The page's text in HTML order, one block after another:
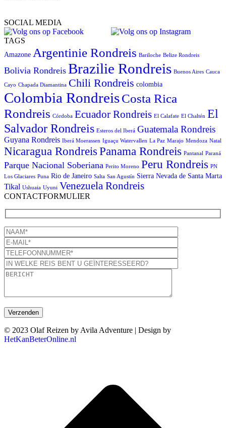
SOCIAL MEDIA
TAGS
Amazone Argentinie Rondreis Bariloche Belize Rondreis
Bolivia Rondreis Brazilie Rondreis Buenos Aires Cauca
Cayo Chapada Diamantina Chili Rondreis colombia
Colombia RondreisCosta Rica
Rondreis Córdoba Ecuador Rondreis El Calafate El Chaltén El
Salvador Rondreis Esteros del Iberá Guatemala Rondreis
Guyana Rondreis Iberá Moerassen Iguaçu Watervallen La Paz Marajo Mendoza Natal
Nicaragua Rondreis Panama Rondreis Pantanal Paraná
Parque Nacional Soberiana Perito Moreno Peru Rondreis PN
Los Glaciares Puna Rio de Janeiro Salta San Agustín Sierra Nevada de Santa Marta
Tikal Ushuaia Uyuni Venezuela Rondreis
CONTACTFORMULIER
© 2023 Olaf Reizen by Avila Adventure | Design by
HetKanBeterOnline.nl